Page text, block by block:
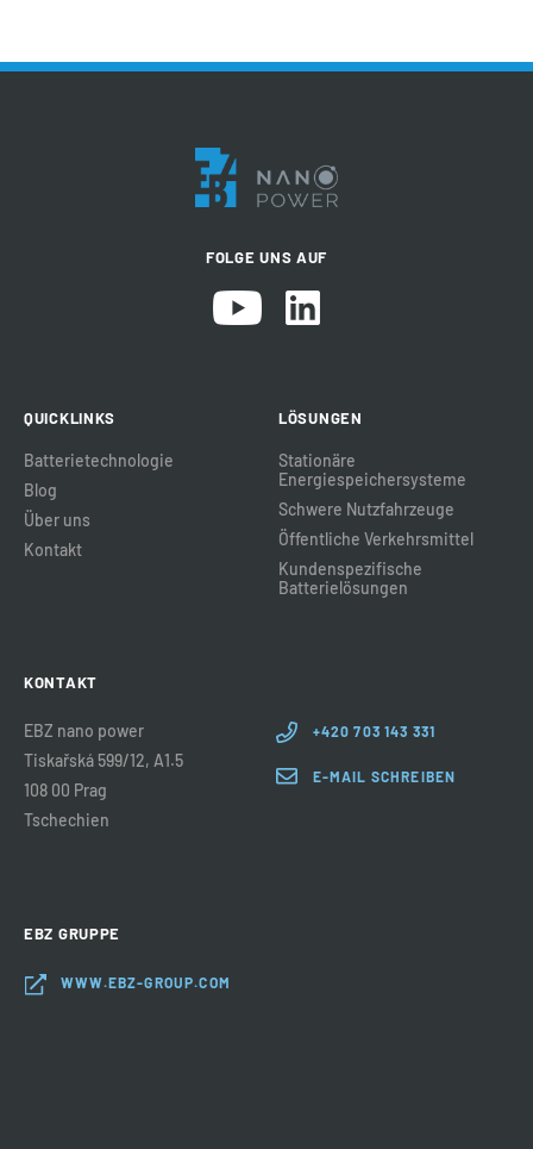
FOLGE UNS AUF
QUICKLINKS
Batterietechnologie
Blog
Über uns
Kontakt
LÖSUNGEN
Stationäre
Energiespeichersysteme
Schwere Nutzfahrzeuge
Öffentliche Verkehrsmittel
Kundenspezifische
Batterielösungen
KONTAKT
EBZ nano power
Tiskařská 599/12, A1.5
108 00 Prag
Tschechien
+420 703 143 331
E-MAIL SCHREIBEN
EBZ GRUPPE
WWW.EBZ-GROUP.COM